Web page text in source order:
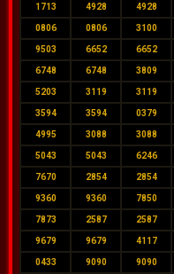
1713 4928 4928
0806 0806 3100
9503 6652 6652
6748 6748 3809
5203 3119 3119
3594 3594 0379
4995 3088 3088
5043 5043 6246
7670 2854 2854
9360 9360 7850
7873 2587 2587
9679 9679 4117
0433 9090 9090